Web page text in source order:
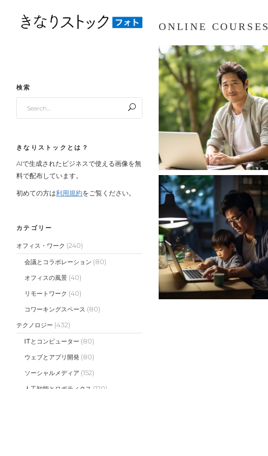
検索
きなりストックとは？
AIで生成されたビジネスで使える画像を無
料で配布しています。
初めての方は利用規約をご覧ください。
カテゴリー
オフィス・ワーク (240)
会議とコラボレーション (80)
オフィスの風景 (40)
リモートワーク (40)
コワーキングスペース (80)
テクノロジー (432)
ITとコンピューター (80)
ウェブとアプリ開発 (80)
ソーシャルメディア (152)
人工知能とロボティクス (120)
ONLINE COURSES